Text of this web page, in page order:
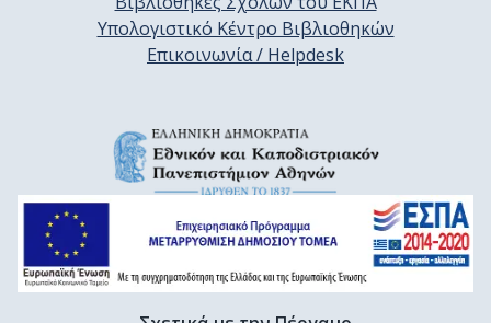
Υπολογιστικό Κέντρο Βιβλιοθηκών
Επικοινωνία / Helpdesk